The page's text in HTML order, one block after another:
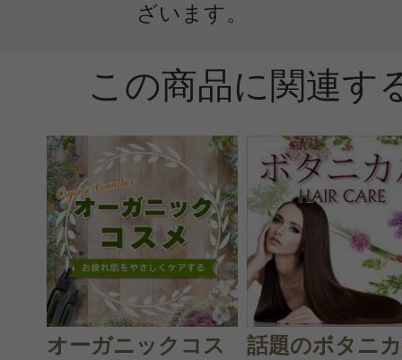
ざいます。
この商品に関連す
オーガニックコス
話題のボタニ